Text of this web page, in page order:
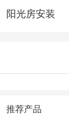
阳光房安装
推荐产品